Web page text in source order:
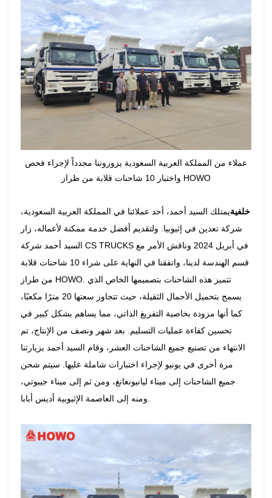
عملاء من المملكة العربية السعودية يزوروننا مجدداً لإجراء فحص
واختبار 10 شاحنات قلابة من طراز HOWO
خلفيةيمتلك السيد أحمد، أحد عملائنا في المملكة العربية السعودية،
شركة تعدين في إثيوبيا. ولتقديم أفضل خدمة ممكنة لأعماله، زار
السيد أحمد شركة CS TRUCKS في أبريل 2024 وناقش الأمر مع
قسم الهندسة لدينا، واتفقنا في النهاية على شراء 10 شاحنات قلابة
من طراز HOWO. تتميز هذه الشاحنات بتصميمها الخاص الذي
يسمح بتحميل الأحمال الثقيلة، حيث تتجاوز سعتها 20 مترًا مكعبًا،
كما أنها مزودة بخاصية التفريغ الذاتي، مما يساهم بشكل كبير في
تحسين كفاءة عمليات التسليم. بعد شهر ونصف من الإنتاج، تم
الانتهاء من تصنيع جميع الشاحنات العشر، وقام السيد أحمد بزيارتنا
مرة أخرى في يونيو لإجراء اختبارات شاملة عليها. سيتم شحن
جميع الشاحنات إلى ميناء ليانيونغانغ، ومن ثم إلى ميناء جيبوتي،